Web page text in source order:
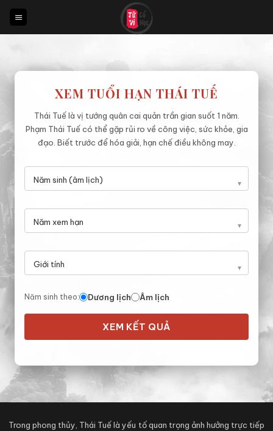
qua
nội
XEM TUỔI HẠN THÁI TUẾ
Thái Tuế là vị tướng quân cai quản trần gian suốt 1 năm.
Phạm Thái Tuế có thể gặp rủi ro về công việc, sức khỏe, gia
đạo. Biết trước để hóa giải, hạn chế điều không may.
Năm sinh theo: Dương lịch Âm lịch
XEM KẾT QUẢ
Trong phong thủy, Thái Tuế là yếu tố quan trọng ảnh hưởng trực tiếp